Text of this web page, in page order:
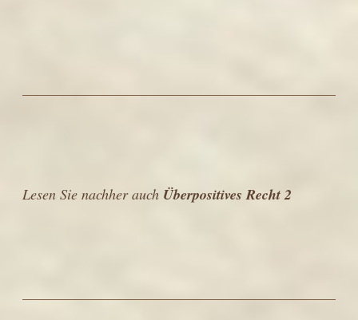
Lesen Sie nachher auch Überpositives Recht 2